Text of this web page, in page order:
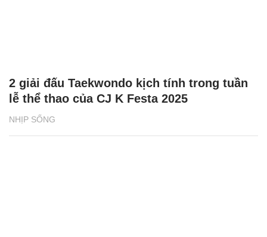
NHỊP SỐNG
2 giải đấu Taekwondo kịch tính trong tuần
lễ thể thao của CJ K Festa 2025